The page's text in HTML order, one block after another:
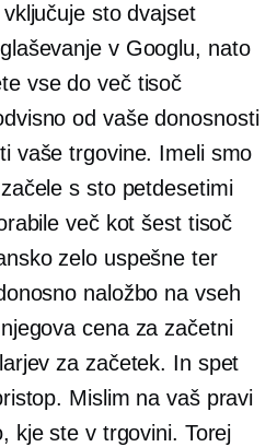
sto dvajset
v Googlu, nato
vse do več tisoč
od vaše donosnosti
vaše trgovine. Imeli smo
s sto petdesetimi
več kot šest tisoč
zelo uspešne ter
naložbo na vseh
cena za začetni
za začetek. In spet
Mislim na vaš pravi
kje ste v trgovini. Torej